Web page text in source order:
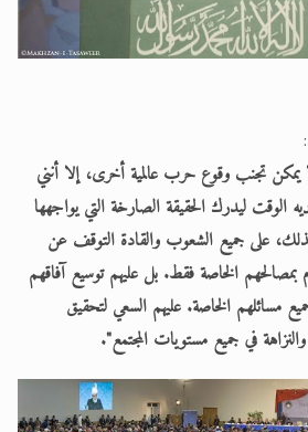
تجنب وقوع حرب عالمية أخرى، إلا أنني
الوقت ليدرك الحقيقة الصارخة التي يواجهها
على جميع الشعوب والقادة التوقف عن
بمصالحهم الخاصة فقط. بل عليهم توسيع آفاقهم
مسائلهم الخاصة. عليهم السعي لتحقيق
في جميع مستويات المجتمع".